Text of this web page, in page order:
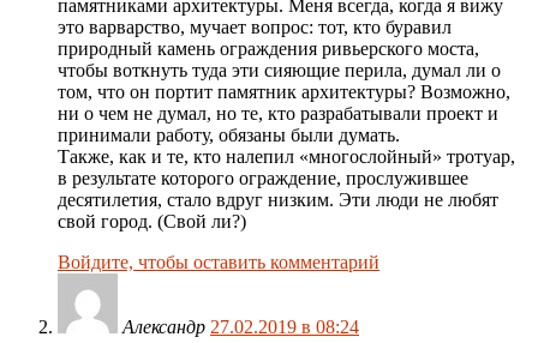
памятниками архитектуры. Меня всегда, когда я вижу
это варварство, мучает вопрос: тот, кто буравил
природный камень ограждения ривьерского моста,
чтобы воткнуть туда эти сияющие перила, думал ли о
том, что он портит памятник архитектуры? Возможно,
ни о чем не думал, но те, кто разрабатывали проект и
принимали работу, обязаны были думать.
Также, как и те, кто налепил «многослойный» тротуар,
в результате которого ограждение, прослужившее
десятилетия, стало вдруг низким. Эти люди не любят
свой город. (Свой ли?)
Войдите, чтобы оставить комментарий
Александр 27.02.2019 в 08:24